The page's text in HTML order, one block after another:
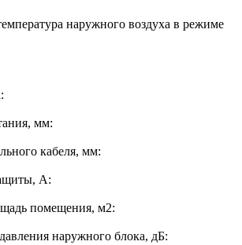
наружного воздуха в режиме
мм:
кабеля, мм:
А:
помещения, м2:
наружного блока, дБ: